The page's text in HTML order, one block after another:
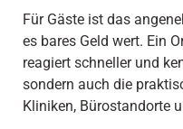
Für Gäste ist das
es bares Geld wert. Ein
reagiert schneller und
sondern auch die
Kliniken, Bürostandorte